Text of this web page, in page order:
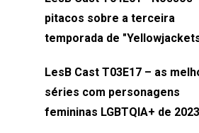
(⁠⁠⁠⁠@brunarfentanes⁠⁠⁠⁠) e Pollyelly
Naiady Machado
pitacos sobre a terceira
temporada de
LesB Cast T03E17 – as
séries com personagens
femininas LGBTQIA+ de 2023